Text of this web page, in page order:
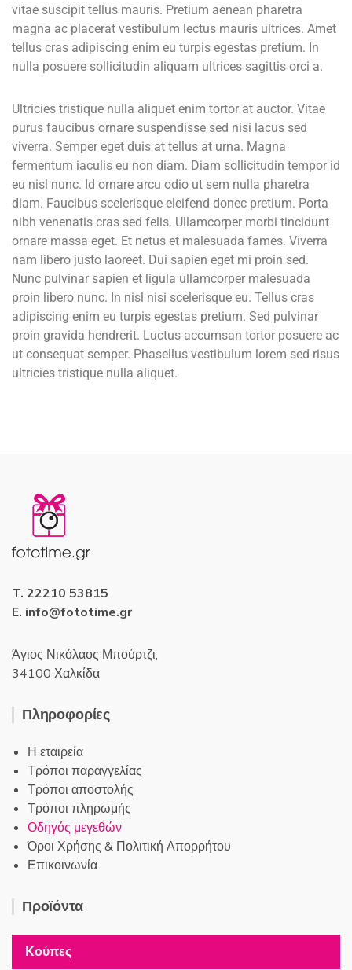
vitae suscipit tellus mauris. Pretium aenean pharetra
magna ac placerat vestibulum lectus mauris ultrices. Amet
tellus cras adipiscing enim eu turpis egestas pretium. In
nulla posuere sollicitudin aliquam ultrices sagittis orci a.
Ultricies tristique nulla aliquet enim tortor at auctor. Vitae
purus faucibus ornare suspendisse sed nisi lacus sed
viverra. Semper eget duis at tellus at urna. Magna
fermentum iaculis eu non diam. Diam sollicitudin tempor id
eu nisl nunc. Id ornare arcu odio ut sem nulla pharetra
diam. Faucibus scelerisque eleifend donec pretium. Porta
nibh venenatis cras sed felis. Ullamcorper morbi tincidunt
ornare massa eget. Et netus et malesuada fames. Viverra
nam libero justo laoreet. Dui sapien eget mi proin sed.
Nunc pulvinar sapien et ligula ullamcorper malesuada
proin libero nunc. In nisl nisi scelerisque eu. Tellus cras
adipiscing enim eu turpis egestas pretium. Sed pulvinar
proin gravida hendrerit. Luctus accumsan tortor posuere ac
ut consequat semper. Phasellus vestibulum lorem sed risus
ultricies tristique nulla aliquet.
T. 22210 53815
E. info@fototime.gr
Άγιος Νικόλαος Μπούρτζι,
34100 Χαλκίδα
Πληροφορίες
Η εταιρεία
Τρόποι παραγγελίας
Τρόποι αποστολής
Τρόποι πληρωμής
Οδηγός μεγεθών
Όροι Χρήσης & Πολιτική Απορρήτου
Επικοινωνία
Προϊόντα
Κούπες